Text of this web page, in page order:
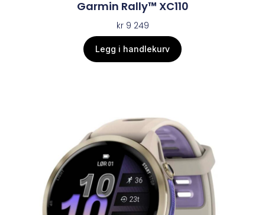
Garmin Rally™ XC110
kr9 249
Legg i handlekurv